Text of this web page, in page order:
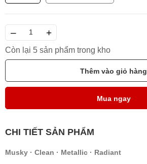
– +
Còn lại 5 sản phẩm trong kho
Thêm vào giỏ hàng
Mua ngay
CHI TIẾT SẢN PHẨM
Musky · Clean · Metallic · Radiant